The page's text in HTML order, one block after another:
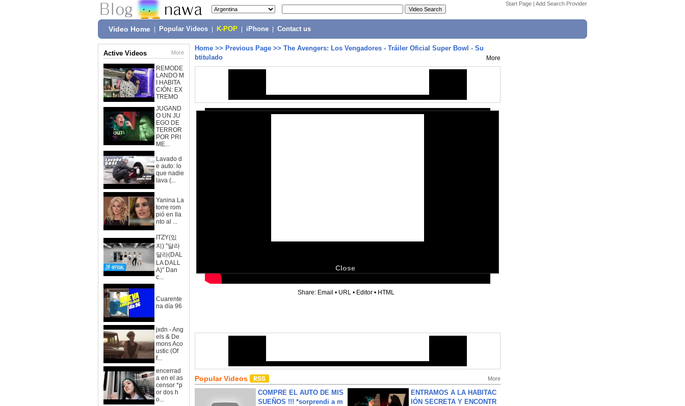
Start Page | Add Search Provider
Video Home Popular Videos K-POP iPhone Contact us
Active Videos More
REMODE
LANDO M
I HABITA
CIÓN: EX
TREMO
JUGAND
O UN JU
EGO DE
TERROR
POR PRI
ME...
Lavado d
e auto: lo
que nadie
lava (...
Yanina La
torre rom
pió en lla
nto al ...
ITZY(있
지) "달라
달라(DAL
LA DALL
A)" Dan
c...
Cuarente
na día 96
jxdn - Ang
els & De
mons Aco
ustic (Of
f...
encerrad
a en el as
censor *p
or dos h
o...
Home >> Previous Page >> The Avengers: Los Vengadores - Tráiler Oficial Super Bowl - Su
btitulado
More
Close
Share: Email • URL • Editor • HTML
Popular Videos More
COMPRE EL AUTO DE MIS
SUEÑOS !!! *sorprendi a m
ENTRAMOS A LA HABITAC
IÓN SECRETA Y ENCONTR